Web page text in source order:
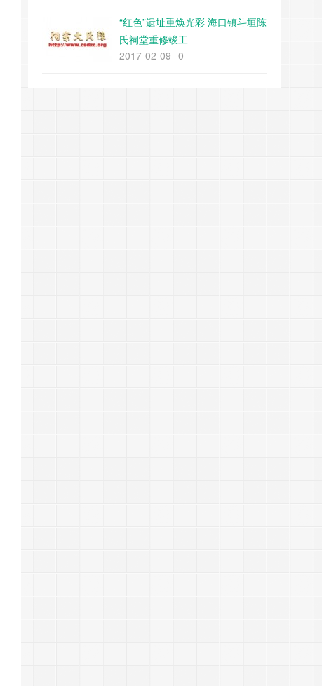
“红色”遗址重焕光彩 海口镇斗垣陈
氏祠堂重修竣工
2017-02-09 0